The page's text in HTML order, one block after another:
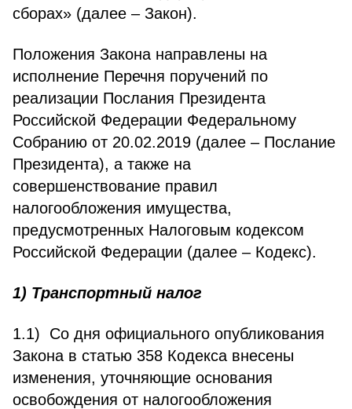
сборах» (далее – Закон).
Положения Закона направлены на
исполнение Перечня поручений по
реализации Послания Президента
Российской Федерации Федеральному
Собранию от 20.02.2019 (далее – Послание
Президента), а также на
совершенствование правил
налогообложения имущества,
предусмотренных Налоговым кодексом
Российской Федерации (далее – Кодекс).
1) Транспортный налог
1.1) Со дня официального опубликования
Закона в статью 358 Кодекса внесены
изменения, уточняющие основания
освобождения от налогообложения